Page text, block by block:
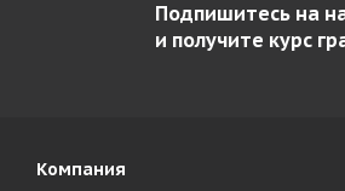
Подпишитесь на
и получите курс
Компания